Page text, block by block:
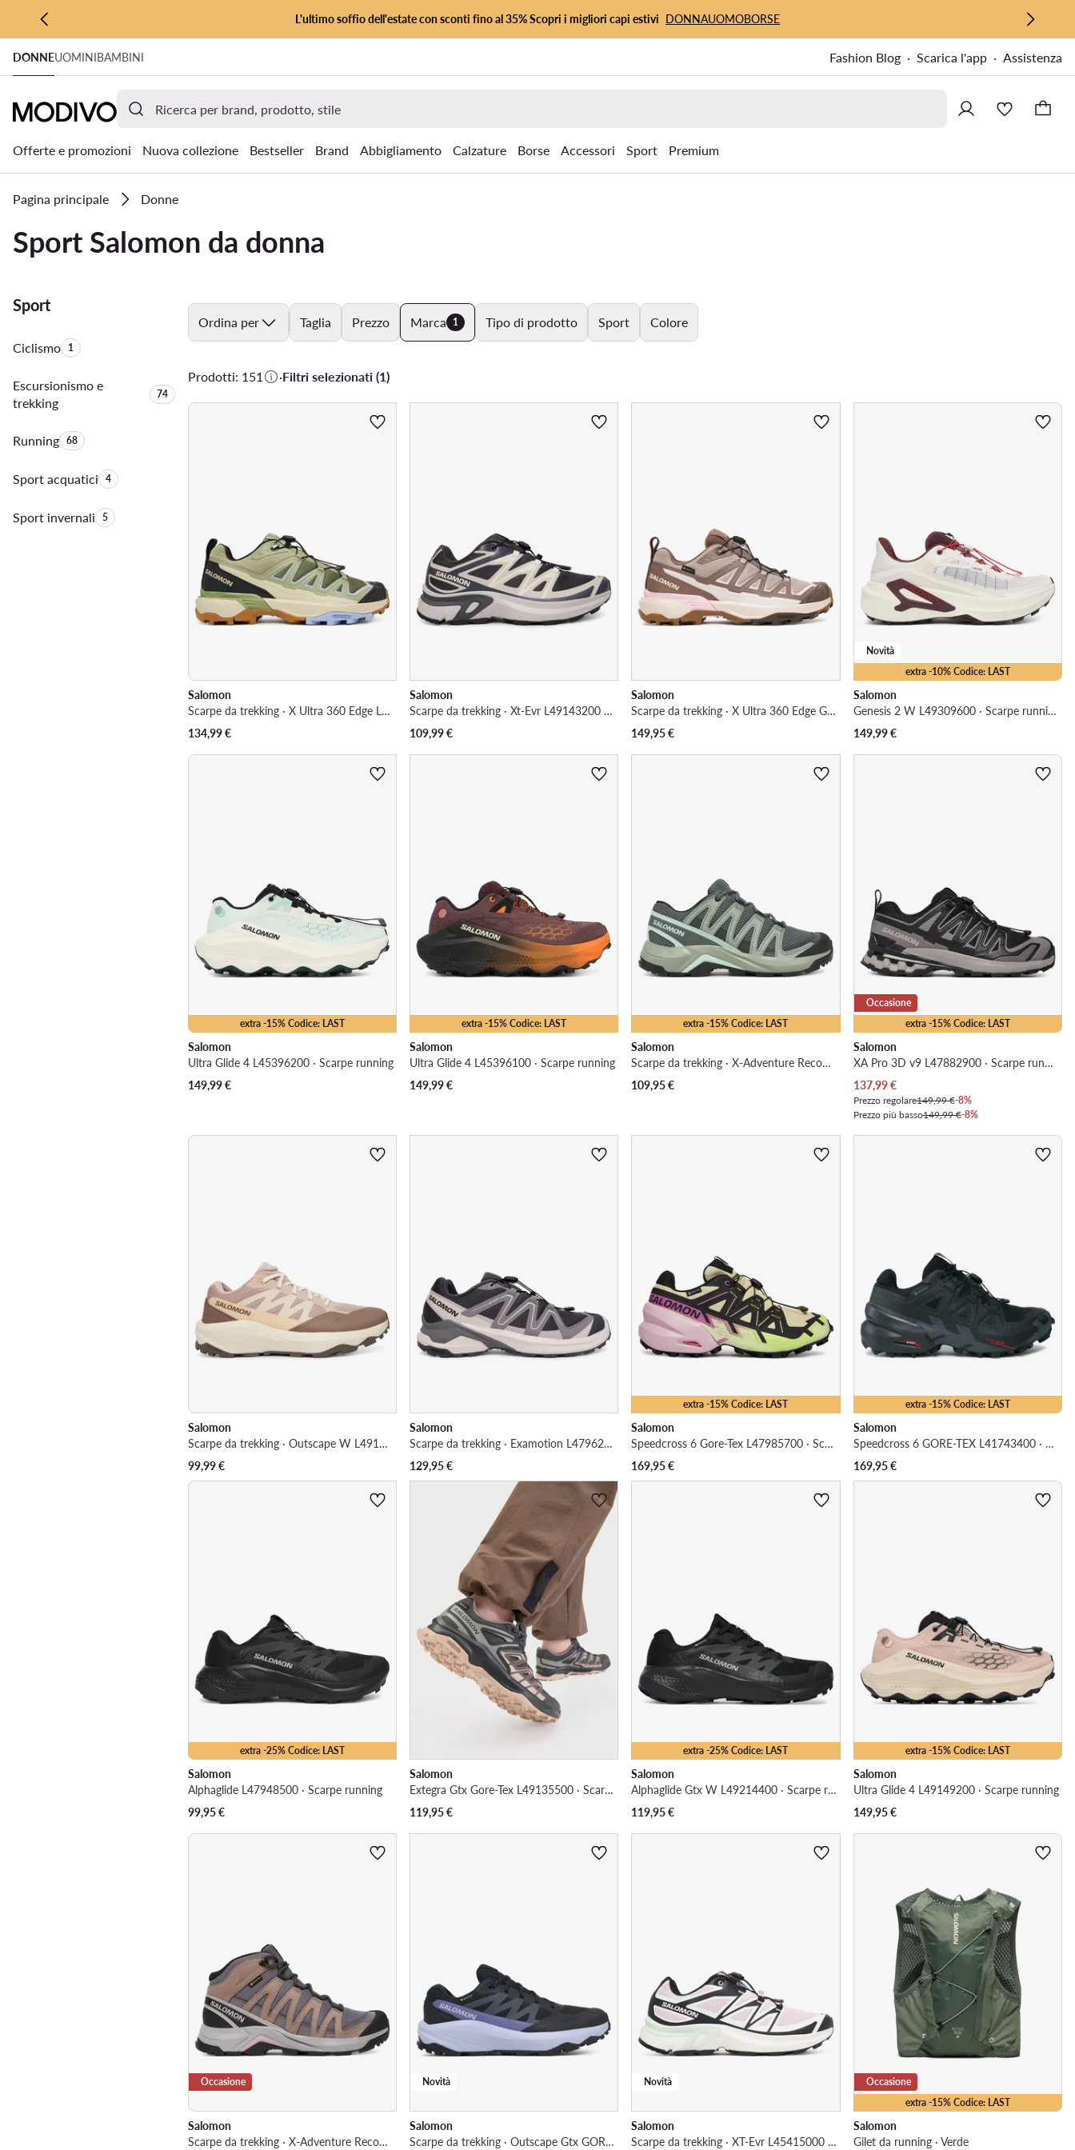
VAI AL CONTENUTO PRINCIPALE
VAI ALLA RICERCA
L'ultimo soffio dell'estate con sconti fino al 35% Scopri i migliori capi estivi DONNAUOMOBORSE
DONNEUOMINIBAMBINI Fashion Blog Scarica l'app Assistenza
Offerte e promozioni Nuova collezione Bestseller Brand Abbigliamento Calzature Borse Accessori Sport Premium
Pagina principale Donne
Sport Salomon da donna
Sport
CiclismoQuantità di prodotti:
1
Escursionismo e
trekking
Quantità di prodotti:
74
RunningQuantità di prodotti:
68
Sport acquaticiQuantità di prodotti:
4
Sport invernaliQuantità di prodotti:
5
Ordina per Taglia Prezzo Marca 1 Tipo di prodotto Sport Colore
Prodotti: 151 ·Filtri selezionati (1)
Salomon
Scarpe da trekking · X Ultra 360 Edge L49097300 · Verde
134,99€
Salomon
Scarpe da trekking · Xt-Evr L49143200 · Bordeaux
109,99€
Salomon
Scarpe da trekking · X Ultra 360 Edge Gore-Tex L47981800 · Marrone
149,95€
extra -10% Codice: LAST
Novità
Salomon
Genesis 2 W L49309600 · Scarpe running
149,99€
extra -15% Codice: LAST
Salomon
Ultra Glide 4 L45396200 · Scarpe running
149,99€
extra -15% Codice: LAST
Salomon
Ultra Glide 4 L45396100 · Scarpe running
149,99€
extra -15% Codice: LAST
Salomon
Scarpe da trekking · X-Adventure Recon L47813600 · Verde
109,95€
extra -15% Codice: LAST
Occasione
Salomon
XA Pro 3D v9 L47882900 · Scarpe running
Prezzo attuale
137,99€
Prezzo regolare149,99 €-8%
Prezzo più basso149,99 €-8%
Salomon
Scarpe da trekking · Outscape W L49153400 · Rosa
99,99€
Salomon
Scarpe da trekking · Examotion L47962200 · Grigio
129,95€
extra -15% Codice: LAST
Salomon
Speedcross 6 Gore-Tex L47985700 · Scarpe running
169,95€
extra -15% Codice: LAST
Salomon
Speedcross 6 GORE-TEX L41743400 · Scarpe running
169,95€
extra -25% Codice: LAST
Salomon
Alphaglide L47948500 · Scarpe running
99,95€
Salomon
Extegra Gtx Gore-Tex L49135500 · Scarpe da trekking
119,95€
extra -25% Codice: LAST
Salomon
Alphaglide Gtx W L49214400 · Scarpe running
119,95€
extra -15% Codice: LAST
Salomon
Ultra Glide 4 L49149200 · Scarpe running
149,95€
Occasione
Salomon
Scarpe da trekking · X-Adventure Recon Mid Gore-Tex L47753400 · Viola
Novità
Salomon
Scarpe da trekking · Outscape Gtx GORE-TEX L49233300 · Nero
Novità
Salomon
Scarpe da trekking · XT-Evr L45415000 · Rosa chiaro
extra -15% Codice: LAST
Occasione
Salomon
Gilet da running · Verde